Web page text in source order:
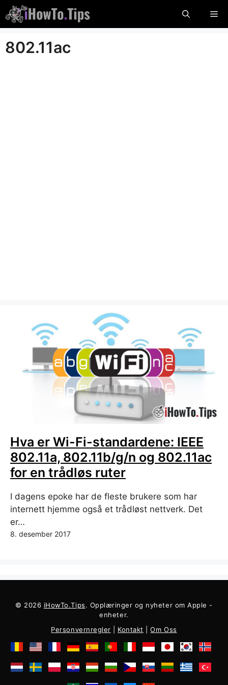
Hopp
til
innholdet
802.11ac
Hva er Wi-Fi-standardene: IEEE
802.11a, 802.11b/g/n og 802.11ac
for en trådløs ruter
I dagens epoke har de fleste brukere som har
internett hjemme også et trådløst nettverk. Det
er…
8. desember 2017
© 2026 iHowTo.Tips. Opplæringer og nyheter om Apple -
enheter.
Personvernregler
Kontakt |Om Oss